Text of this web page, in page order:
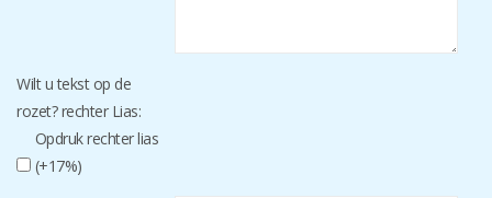
Wilt u tekst op de
rozet? rechter Lias:
Opdruk rechter lias
(+17%)